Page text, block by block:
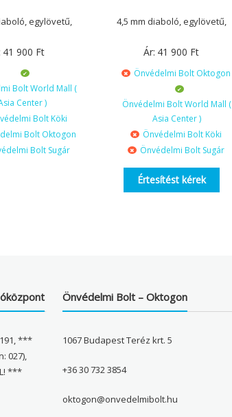
egylövetű,
41 900 Ft
Bolt World Mall (
Center )
Bolt Köki
Bolt Oktogon
Bolt Sugár
4,5 mm diaboló, egylövetű,
Ár: 41 900 Ft
Önvédelmi Bolt Oktogon
Önvédelmi Bolt World Mall (
Asia Center )
Önvédelmi Bolt Köki
Önvédelmi Bolt Sugár
Értesítést kérek
***
027),
***
Önvédelmi Bolt – Oktogon
1067 Budapest Teréz krt. 5
+36 30 732 3854
oktogon@onvedelmibolt.hu